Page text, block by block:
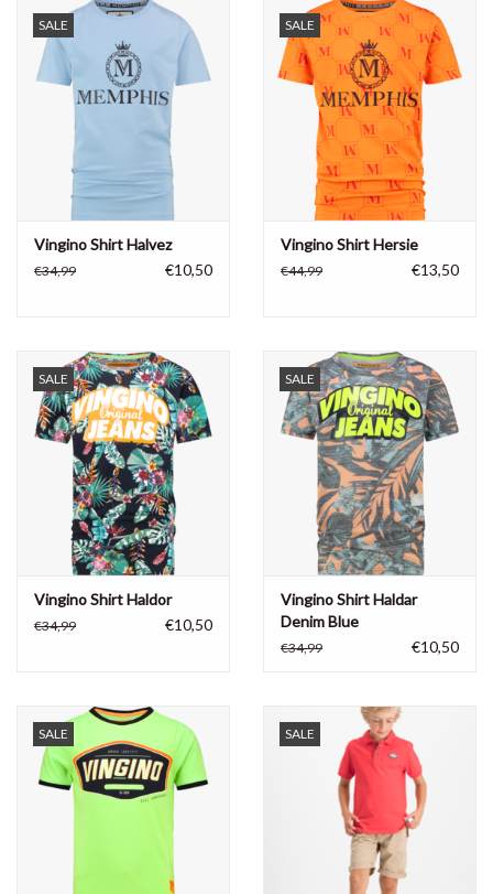
SALE
Vingino Shirt Halvez
€34,99 €10,50
SALE
Vingino Shirt Hersie
€44,99 €13,50
SALE
Vingino Shirt Haldor
€34,99 €10,50
SALE
Vingino Shirt Haldar
Denim Blue
€34,99 €10,50
SALE SALE